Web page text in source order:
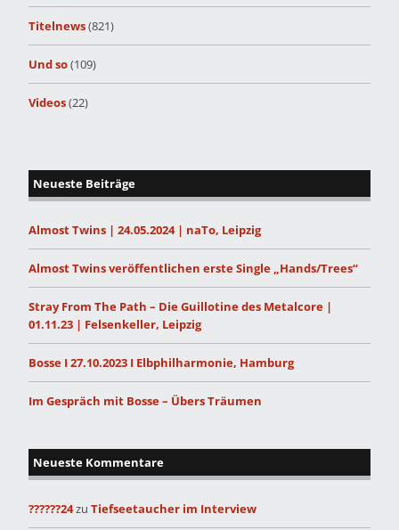
Titelnews(821)
Und so(109)
Videos(22)
Neueste Beiträge
Almost Twins | 24.05.2024 | naTo, Leipzig
Almost Twins veröffentlichen erste Single „Hands/Trees“
Stray From The Path – Die Guillotine des Metalcore |
01.11.23 | Felsenkeller, Leipzig
Bosse I 27.10.2023 I Elbphilharmonie, Hamburg
Im Gespräch mit Bosse – Übers Träumen
Neueste Kommentare
??????24zu Tiefseetaucher im Interview